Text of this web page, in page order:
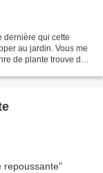
dernière qui cette
au jardin. Vous me
de plante trouve de